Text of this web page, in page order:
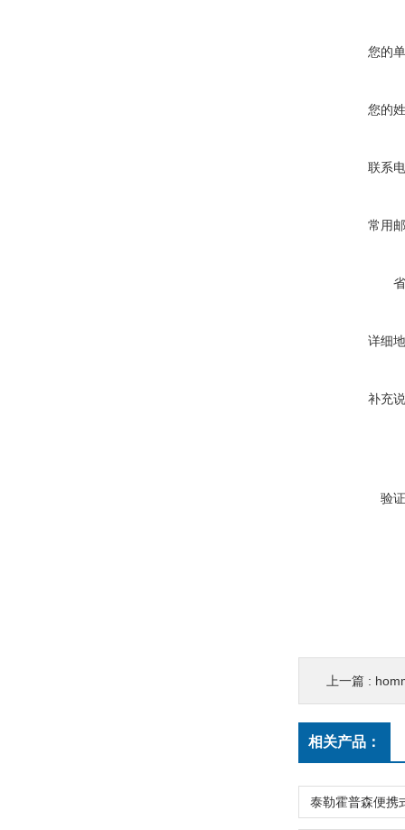
您的
您的
联系
常用
详细
补充
验
上一篇 :
相关产品：